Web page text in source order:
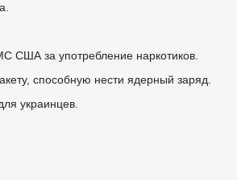
США за употребление наркотиков.
способную нести ядерный заряд.
украинцев.